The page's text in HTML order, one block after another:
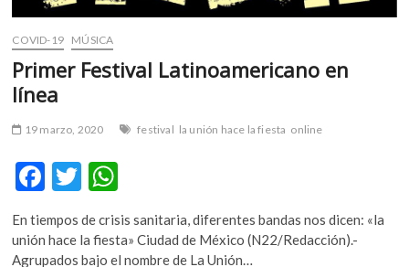
COVID-19 MÚSICA
Primer Festival Latinoamericano en
línea
19 marzo, 2020 festival la unión hace la fiesta online
F
e
T
w
itt
h
at
En tiempos de crisis sanitaria, diferentes bandas nos dicen: «la
unión hace la fiesta» Ciudad de México (N22/Redacción).-
Agrupados bajo el nombre de La Unión…